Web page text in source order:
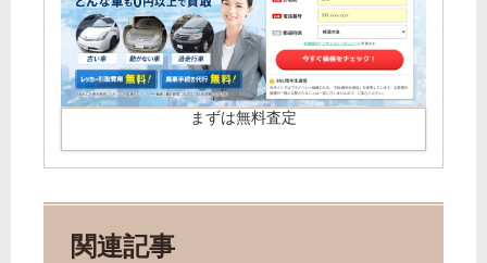
まずは無料査定
関連記事